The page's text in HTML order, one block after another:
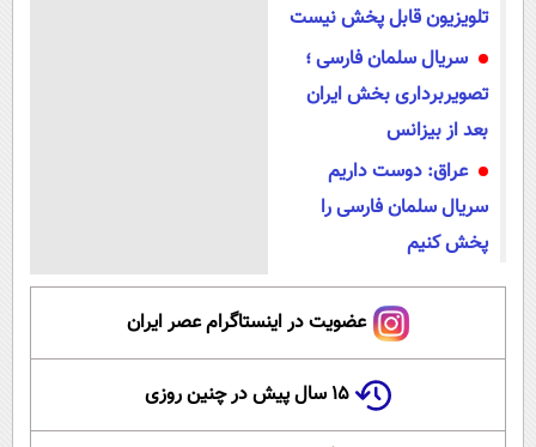
تلویزیون قابل پخش نیست
سریال سلمان فارسی ؛
تصویربرداری بخش ایران
بعد از بیزانس
عراق: دوست داریم
سریال سلمان فارسی را
پخش کنیم
عضویت در اینستاگرام عصر ایران
۱۵ سال پیش در چنین روزی